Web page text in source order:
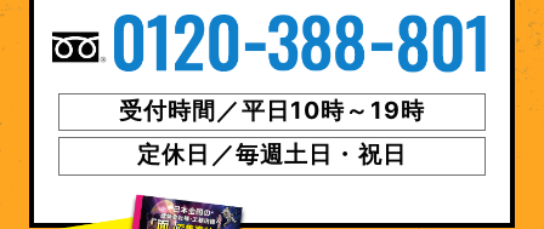
受付時間／平日10時～19時
定休日／毎週土日・祝日